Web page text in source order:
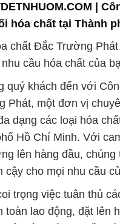
|
hóa chất tại Thành
chất Đắc Trường
cầu hóa chất của
quý khách đến với
Phát, một đơn vị
dạng các loại hóa
Hồ Chí Minh. Với
lên hàng đầu, chúng
cậy cho mọi nhu cầu
trọng việc tuân thủ
toàn lao động, đặt lên